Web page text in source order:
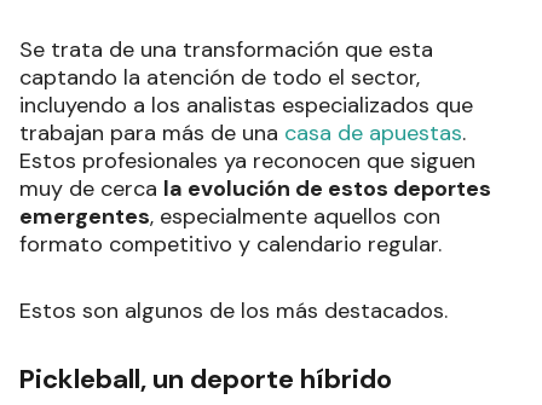
Se trata de una transformación que esta
captando la atención de todo el sector,
incluyendo a los analistas especializados que
trabajan para más de una casa de apuestas.
Estos profesionales ya reconocen que siguen
muy de cerca la evolución de estos deportes
emergentes, especialmente aquellos con
formato competitivo y calendario regular.
Estos son algunos de los más destacados.
Pickleball, un deporte híbrido